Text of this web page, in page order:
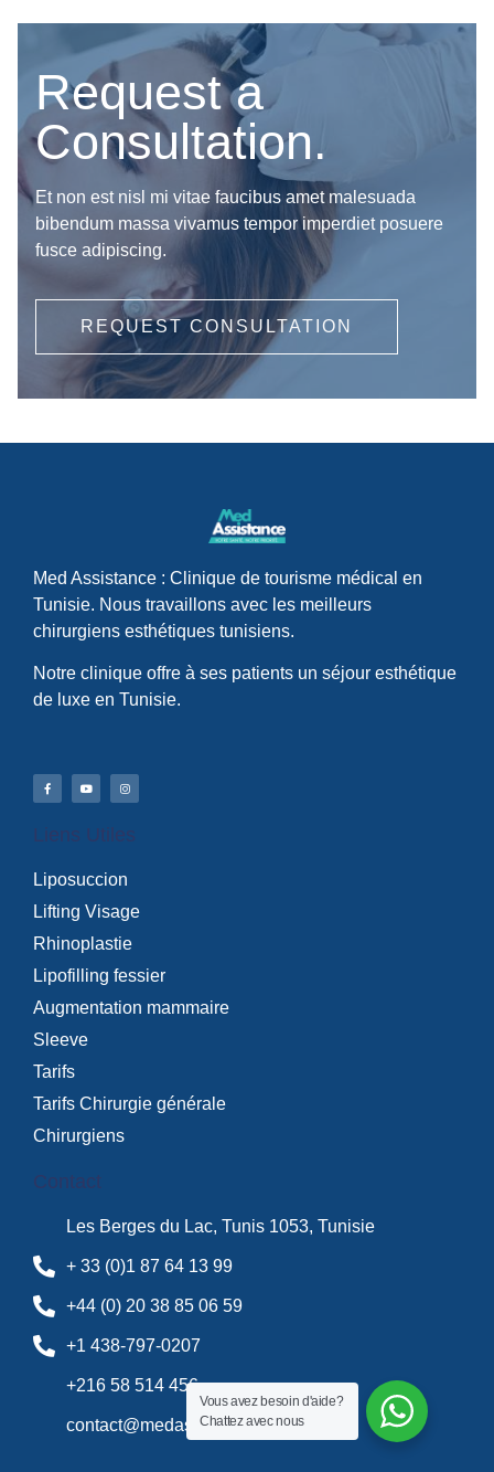
Request a
Consultation.
Et non est nisl mi vitae faucibus amet malesuada
bibendum massa vivamus tempor imperdiet posuere
fusce adipiscing.
REQUEST CONSULTATION
Med Assistance : Clinique de tourisme médical en
Tunisie. Nous travaillons avec les meilleurs
chirurgiens esthétiques tunisiens.
Notre clinique offre à ses patients un séjour esthétique
de luxe en Tunisie.
Liens Utiles
Liposuccion
Lifting Visage
Rhinoplastie
Lipofilling fessier
Augmentation mammaire
Sleeve
Tarifs
Tarifs Chirurgie générale
Chirurgiens
Contact
Les Berges du Lac, Tunis 1053, Tunisie
+ 33 (0)1 87 64 13 99
+44 (0) 20 38 85 06 59
+1 438-797-0207
+216 58 514 456
contact@medassistance.fr
Vous avez besoin d'aide?
Chattez avec nous